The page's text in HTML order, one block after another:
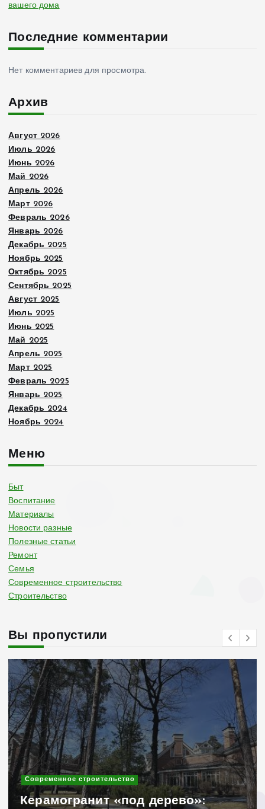
вашего дома
Последние комментарии
Нет комментариев для просмотра.
Архив
Август 2026
Июль 2026
Июнь 2026
Май 2026
Апрель 2026
Март 2026
Февраль 2026
Январь 2026
Декабрь 2025
Ноябрь 2025
Октябрь 2025
Сентябрь 2025
Август 2025
Июль 2025
Июнь 2025
Май 2025
Апрель 2025
Март 2025
Февраль 2025
Январь 2025
Декабрь 2024
Ноябрь 2024
Меню
Быт
Воспитание
Материалы
Новости разные
Полезные статьи
Ремонт
Семья
Современное строительство
Строительство
Вы пропустили
Современное строительство
Керамогранит «под дерево»: